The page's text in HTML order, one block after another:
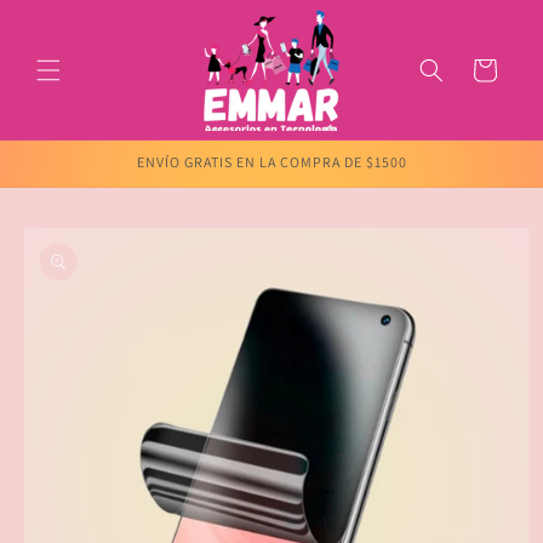
Carrito
ENVÍO GRATIS EN LA COMPRA DE $1500
información